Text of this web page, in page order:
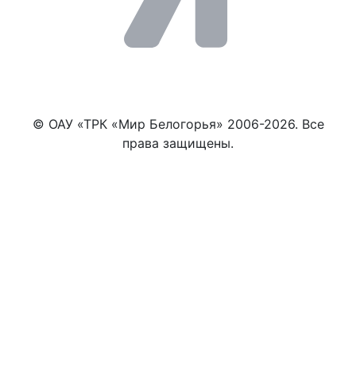
© ОАУ «ТРК «Мир Белогорья» 2006-2026. Все
права защищены.